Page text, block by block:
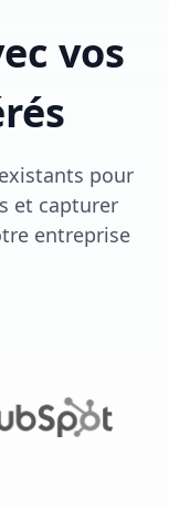
vos
pour
et capturer
entreprise